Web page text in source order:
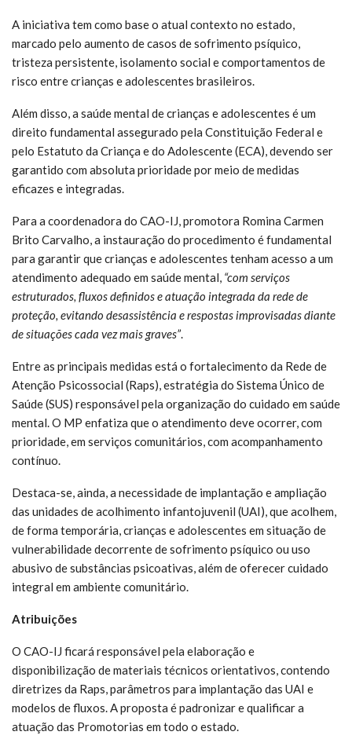
A iniciativa tem como base o atual contexto no estado,
marcado pelo aumento de casos de sofrimento psíquico,
tristeza persistente, isolamento social e comportamentos de
risco entre crianças e adolescentes brasileiros.
Além disso, a saúde mental de crianças e adolescentes é um
direito fundamental assegurado pela Constituição Federal e
pelo Estatuto da Criança e do Adolescente (ECA), devendo ser
garantido com absoluta prioridade por meio de medidas
eficazes e integradas.
Para a coordenadora do CAO-IJ, promotora Romina Carmen
Brito Carvalho, a instauração do procedimento é fundamental
para garantir que crianças e adolescentes tenham acesso a um
atendimento adequado em saúde mental, “com serviços
estruturados, fluxos definidos e atuação integrada da rede de
proteção, evitando desassistência e respostas improvisadas diante
de situações cada vez mais graves”.
Entre as principais medidas está o fortalecimento da Rede de
Atenção Psicossocial (Raps), estratégia do Sistema Único de
Saúde (SUS) responsável pela organização do cuidado em saúde
mental. O MP enfatiza que o atendimento deve ocorrer, com
prioridade, em serviços comunitários, com acompanhamento
contínuo.
Destaca-se, ainda, a necessidade de implantação e ampliação
das unidades de acolhimento infantojuvenil (UAI), que acolhem,
de forma temporária, crianças e adolescentes em situação de
vulnerabilidade decorrente de sofrimento psíquico ou uso
abusivo de substâncias psicoativas, além de oferecer cuidado
integral em ambiente comunitário.
Atribuições
O CAO-IJ ficará responsável pela elaboração e
disponibilização de materiais técnicos orientativos, contendo
diretrizes da Raps, parâmetros para implantação das UAI e
modelos de fluxos. A proposta é padronizar e qualificar a
atuação das Promotorias em todo o estado.